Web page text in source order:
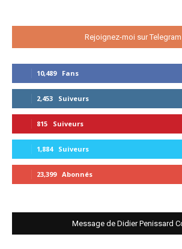
Rejoignez-moi sur Telegram
10,489 Fans
2,453 Suiveurs
815 Suiveurs
1,884 Suiveurs
23,399 Abonnés
Message de Didier Penissard